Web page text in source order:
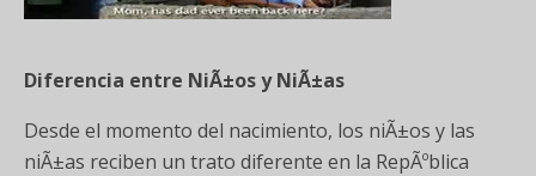
Diferencia entre NiÃ±os y NiÃ±as
Desde el momento del nacimiento, los niÃ±os y las
niÃ±as reciben un trato diferente en la RepÃºblica